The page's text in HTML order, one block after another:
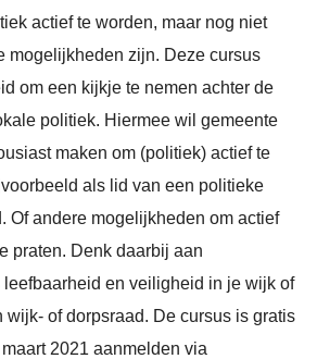
actief te worden, maar nog niet
mogelijkheden zijn. Deze cursus
om een kijkje te nemen achter de
politiek. Hiermee wil gemeente
maken om (politiek) actief te
als lid van een politieke
Of andere mogelijkheden om actief
praten. Denk daarbij aan
en veiligheid in je wijk of
wijk- of dorpsraad. De cursus is gratis
2021 aanmelden via